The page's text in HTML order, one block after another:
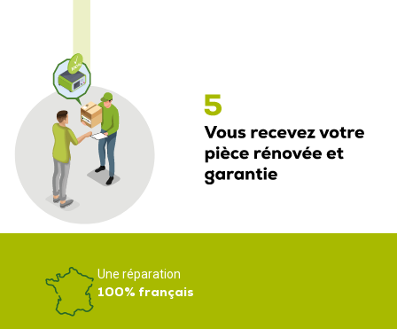
Une réparation
100% français